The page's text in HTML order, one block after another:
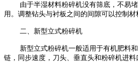
由于半湿材料粉碎机没有筛底，不易
用。调整钻头与衬板之间的间隙可以控制材
二、新型立式粉碎机
新型立式粉碎机一般适用于有机肥料
链，同步速度，刀头、垂直头和粉碎机进